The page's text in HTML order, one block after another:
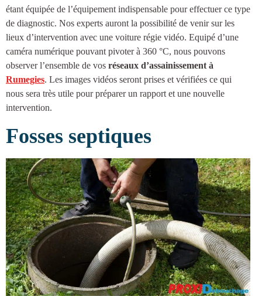
étant équipée de l’équipement indispensable pour effectuer ce type
de diagnostic. Nos experts auront la possibilité de venir sur les
lieux d’intervention avec une voiture régie vidéo. Equipé d’une
caméra numérique pouvant pivoter à 360 °C, nous pouvons
observer l’ensemble de vos réseaux d’assainissement à
Rumegies. Les images vidéos seront prises et vérifiées ce qui
nous sera très utile pour préparer un rapport et une nouvelle
intervention.
Fosses septiques